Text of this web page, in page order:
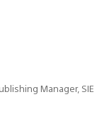
Manager, SIE